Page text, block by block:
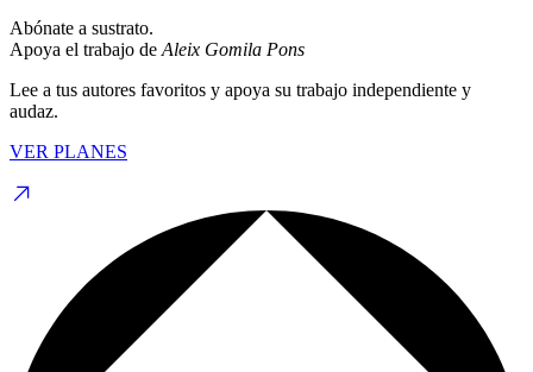
Abónate a sustrato.
Apoya el trabajo de Aleix Gomila Pons
Lee a tus autores favoritos y apoya su trabajo independiente y
audaz.
VER PLANES